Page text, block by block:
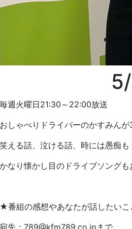
毎週火曜日21:30～22:00放送
おしゃべりドライバーのかすみん
笑える話、泣ける話、時には愚痴
かなり懐かし目のドライブソングも
★番組の感想やあなたが話したい